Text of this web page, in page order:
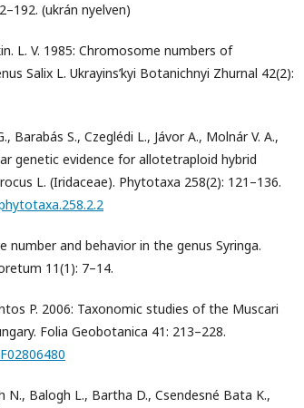
(ukrán nyelven)
L. V. 1985: Chromosome numbers of
Salix L. Ukrayins’kyi Botanichnyi Zhurnal 42(2):
Barabás S., Czeglédi L., Jávor A., Molnár V. A.,
genetic evidence for allotetraploid hybrid
L. (Iridaceae). Phytotaxa 258(2): 121–136.
number and behavior in the genus Syringa.
11(1): 7–14.
P. 2006: Taxonomic studies of the Muscari
Folia Geobotanica 41: 213–228.
N., Balogh L., Bartha D., Csendesné Bata K.,